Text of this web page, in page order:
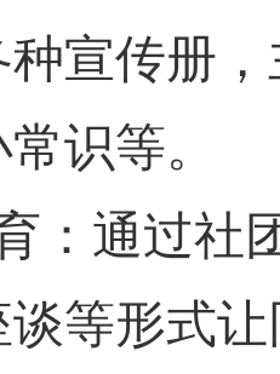
宣传册
识等。
：通过社
等形式